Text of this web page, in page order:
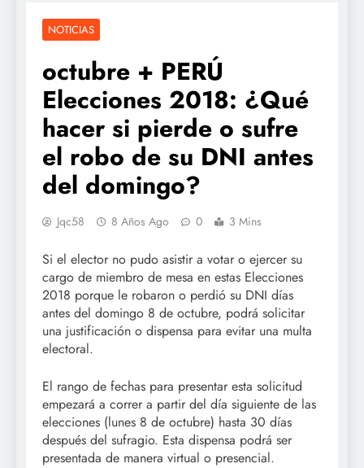
NOTICIAS
octubre + PERÚ
Elecciones 2018: ¿Qué
hacer si pierde o sufre
el robo de su DNI antes
del domingo?
Jqc58 8 Años Ago 0 3 Mins
Si el elector no pudo asistir a votar o ejercer su
cargo de miembro de mesa en estas Elecciones
2018 porque le robaron o perdió su DNI días
antes del domingo 8 de octubre, podrá solicitar
una justificación o dispensa para evitar una multa
electoral.
El rango de fechas para presentar esta solicitud
empezará a correr a partir del día siguiente de las
elecciones (lunes 8 de octubre) hasta 30 días
después del sufragio. Esta dispensa podrá ser
presentada de manera virtual o presencial.